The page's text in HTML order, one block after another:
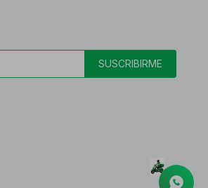
SUSCRIBIRME